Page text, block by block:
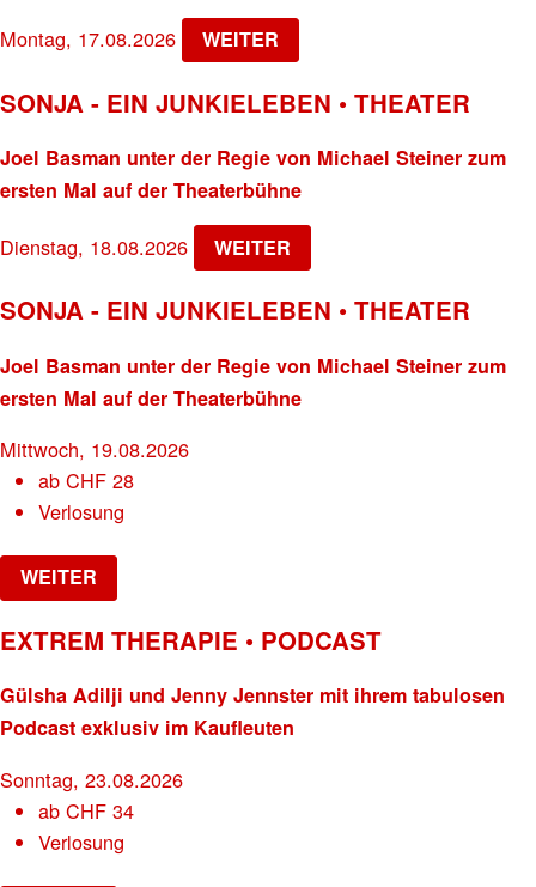
Montag, 17.08.2026 WEITER
SONJA - EIN JUNKIELEBEN • THEATER
Joel Basman unter der Regie von Michael Steiner zum
ersten Mal auf der Theaterbühne
Dienstag, 18.08.2026 WEITER
SONJA - EIN JUNKIELEBEN • THEATER
Joel Basman unter der Regie von Michael Steiner zum
ersten Mal auf der Theaterbühne
Mittwoch, 19.08.2026
abCHF 28
Verlosung
WEITER
EXTREM THERAPIE • PODCAST
Gülsha Adilji und Jenny Jennster mit ihrem tabulosen
Podcast exklusiv im Kaufleuten
Sonntag, 23.08.2026
abCHF 34
Verlosung